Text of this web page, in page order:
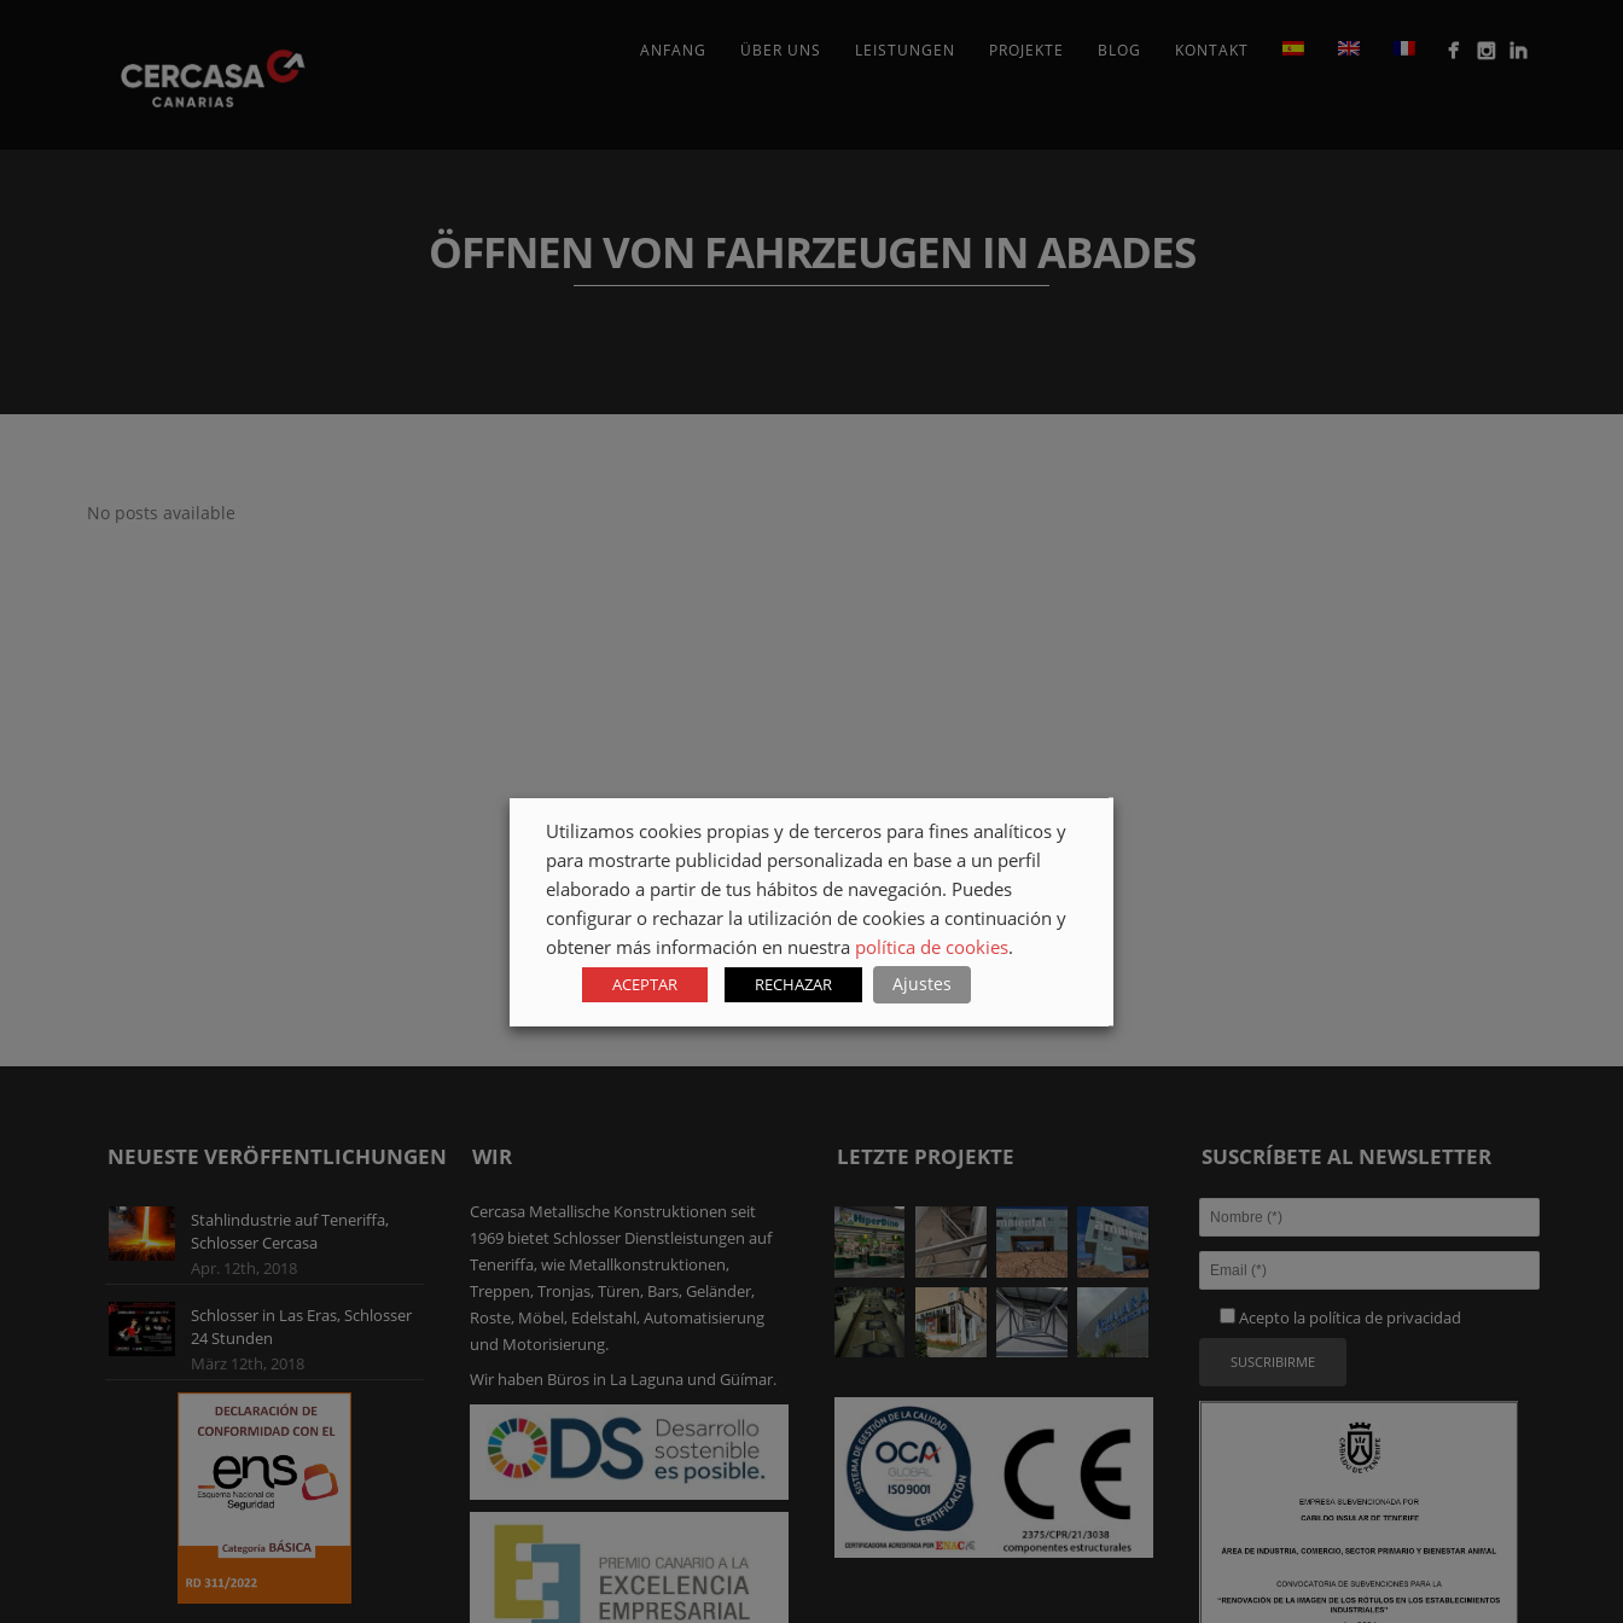
ANFANG ÜBER UNS LEISTUNGEN PROJEKTE BLOG KONTAKT
ÖFFNEN VON FAHRZEUGEN IN ABADES
No posts available
NEUESTE VERÖFFENTLICHUNGEN
Stahlindustrie auf Teneriffa,
Schlosser Cercasa
Apr. 12th, 2018
Schlosser in Las Eras, Schlosser
24 Stunden
März 12th, 2018
WIR
Cercasa Metallische Konstruktionen seit
1969 bietet Schlosser Dienstleistungen auf
Teneriffa, wie Metallkonstruktionen,
Treppen, Tronjas, Türen, Bars, Geländer,
Roste, Möbel, Edelstahl, Automatisierung
und Motorisierung.
Wir haben Büros in La Laguna und Güímar.
LETZTE PROJEKTE SUSCRÍBETE AL NEWSLETTER
Acepto la política de privacidad
Utilizamos cookies propias y de terceros para fines analíticos y
para mostrarte publicidad personalizada en base a un perfil
elaborado a partir de tus hábitos de navegación. Puedes
configurar o rechazar la utilización de cookies a continuación y
obtener más información en nuestra política de cookies.
ACEPTAR RECHAZAR Ajustes